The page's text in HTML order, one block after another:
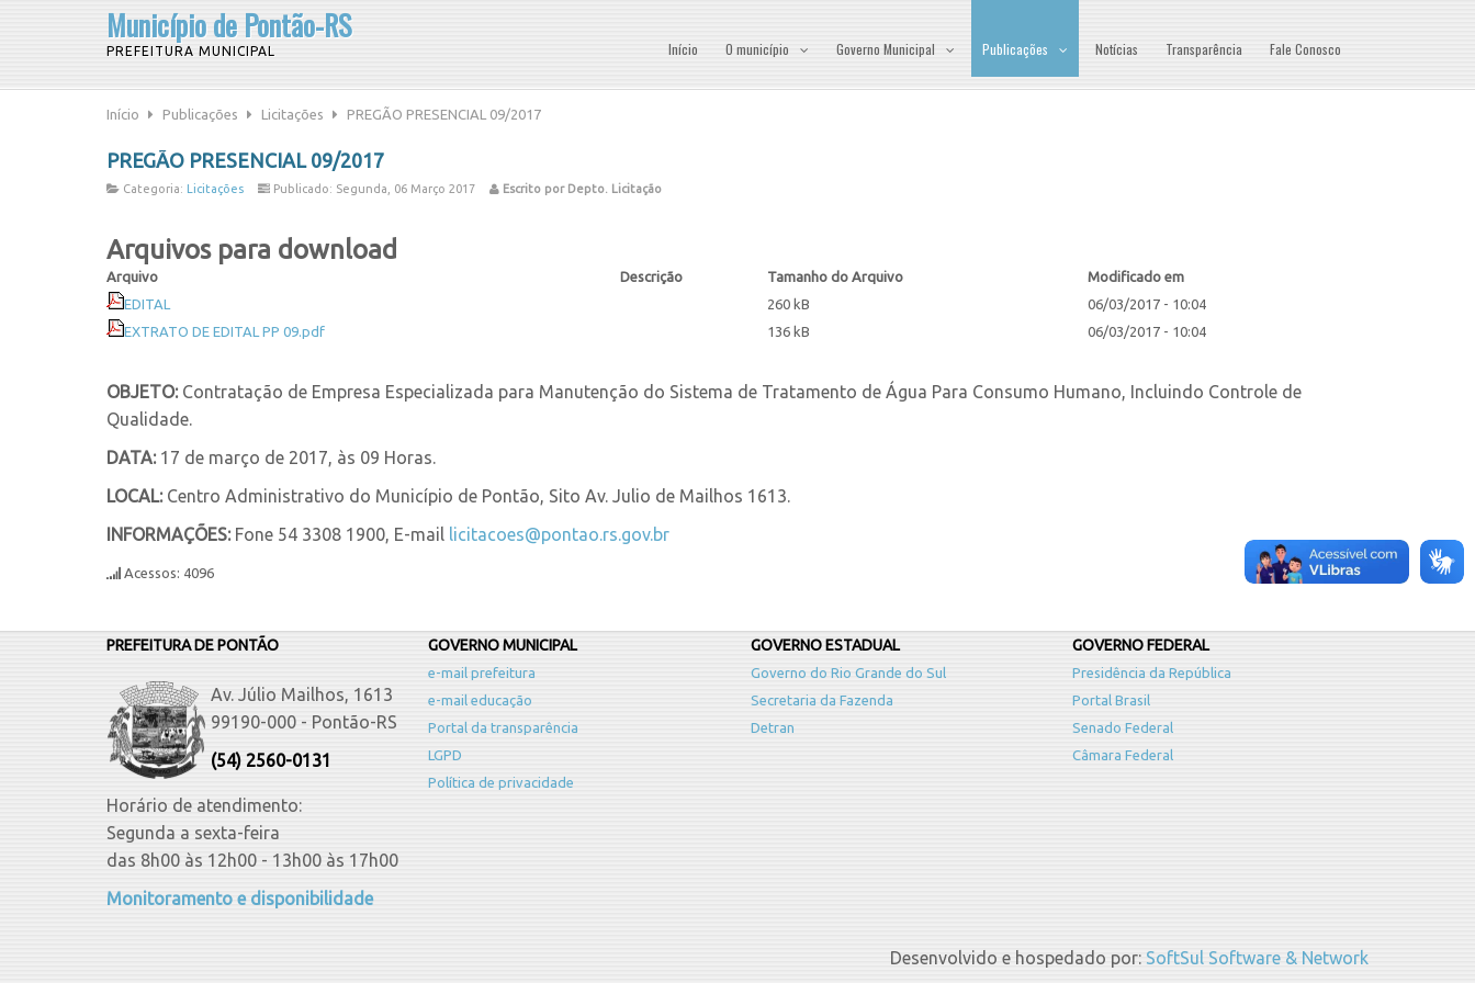
Município de Pontão-RS
PREFEITURA MUNICIPAL Início O município Governo Municipal Publicações Notícias Transparência Fale Conosco
Início Publicações Licitações PREGÃO PRESENCIAL 09/2017
PREGÃO PRESENCIAL 09/2017
Categoria: Licitações Publicado: Segunda, 06 Março 2017 Escrito por Depto. Licitação
Arquivos para download
Arquivo Descrição Tamanho do Arquivo
Modificado em
EDITAL
260 kB
06/03/2017 - 10:04
EXTRATO DE EDITAL PP 09.pdf
136 kB 06/03/2017 - 10:04
OBJETO:Contratação de Empresa Especializada para Manutenção do Sistema de Tratamento de Água Para Consumo Humano, Incluindo Controle de
Qualidade.
DATA:17 de março de 2017, às 09 Horas.
LOCAL:Centro Administrativo do Município de Pontão, Sito Av. Julio de Mailhos 1613.
INFORMAÇÕES:Fone 54 3308 1900, E-mail licitacoes@pontao.rs.gov.br
Acessos: 4096
PREFEITURA DE PONTÃO
Av. Júlio Mailhos, 1613
99190-000 - Pontão-RS
(54) 2560-0131
Horário de atendimento:
Segunda a sexta-feira
das 8h00 às 12h00 - 13h00 às 17h00
Monitoramento e disponibilidade
GOVERNO MUNICIPAL
e-mail prefeitura
e-mail educação
Portal da transparência
LGPD
Política de privacidade
GOVERNO ESTADUAL
Governo do Rio Grande do Sul
Secretaria da Fazenda
Detran
GOVERNO FEDERAL
Presidência da República
Portal Brasil
Senado Federal
Câmara Federal
Desenvolvido e hospedado por: SoftSul Software & Network